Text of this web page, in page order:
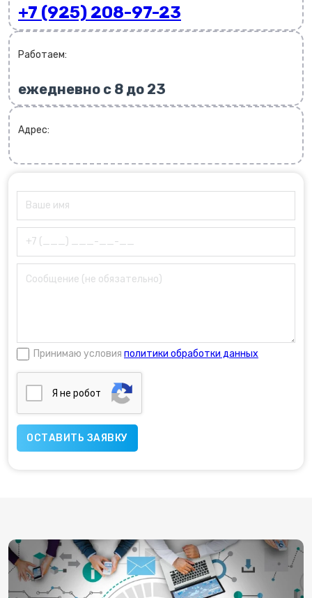
+7 (925) 208-97-23
Работаем:
ежедневно с 8 до 23
Адрес:
Принимаю условия политики обработки данных
Я нe poбoт